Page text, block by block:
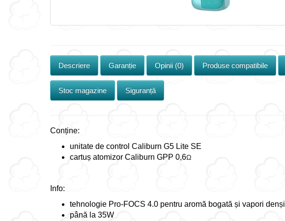
Descriere Garanție Opinii (0) Produse compatibile
Stoc magazine Siguranță
Conține:
unitate de control Caliburn G5 Lite SE
cartuș atomizor Caliburn GPP 0,6Ω
Info:
tehnologie Pro-FOCS 4.0 pentru aromă bogată și vapori denși
până la 35W